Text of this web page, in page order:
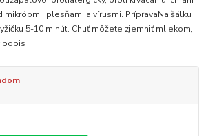
mikróbmi, plesňami a vírusmi. PrípravaNa šálku
5-10 minút. Chuť môžete zjemniť mliekom,
popis